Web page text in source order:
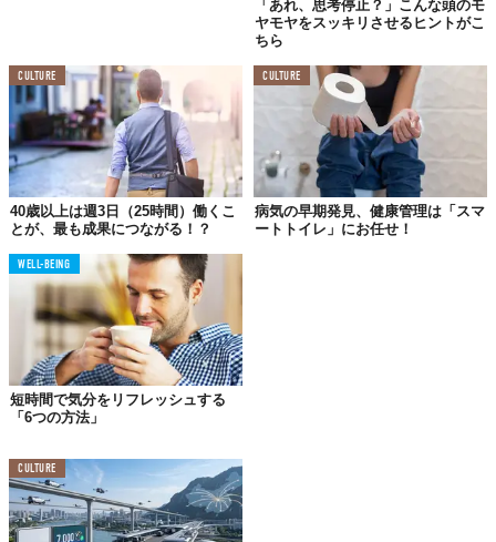
※Written by :Steven Bancarz
人間は自然に属して生活しています。ビーチ、森林、滝に行くと
で最も強力な薬の一つで、単なる目の保養以上の効果がたくさん
あるのです。
これからそのうちの7つを紹介します。
「あれ、思考停止？」こんな頭のモ
ヤモヤをスッキリさせるヒントがこ
ちら
CULTURE
40歳以上は週3日（25時間）働くこ
とが、最も成果につながる！？
CULTURE
病気の早期発見、健康管理は「スマ
ートトイレ」にお任せ！
WELL-BEING
短時間で気分をリフレッシュする
「6つの方法」
CULTURE